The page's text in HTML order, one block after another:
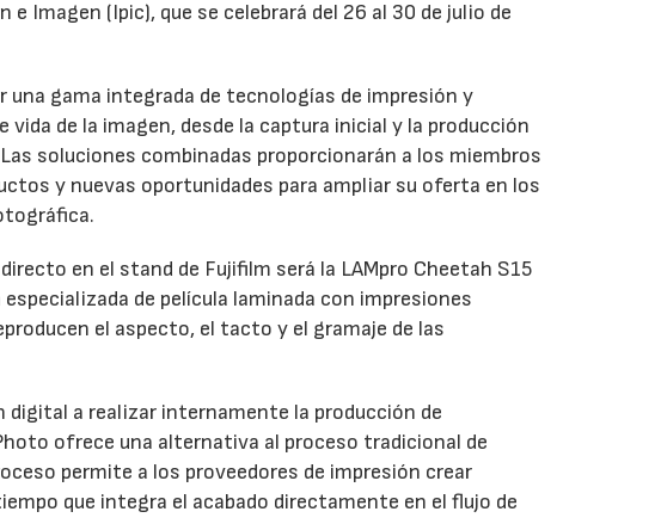
Imagen (Ipic), que se celebrará del 26 al 30 de julio de
gama integrada de tecnologías de impresión y
de la imagen, desde la captura inicial y la producción
soluciones combinadas proporcionarán a los miembros
y nuevas oportunidades para ampliar su oferta en los
en el stand de Fujifilm será la LAMpro Cheetah S15
de película laminada con impresiones
el aspecto, el tacto y el gramaje de las
digital a realizar internamente la producción de
ofrece una alternativa al proceso tradicional de
permite a los proveedores de impresión crear
que integra el acabado directamente en el flujo de